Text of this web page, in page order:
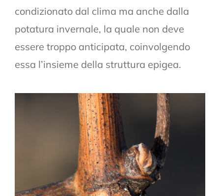
condizionato dal clima ma anche dalla
potatura invernale, la quale non deve
essere troppo anticipata, coinvolgendo
essa l’insieme della struttura epigea.